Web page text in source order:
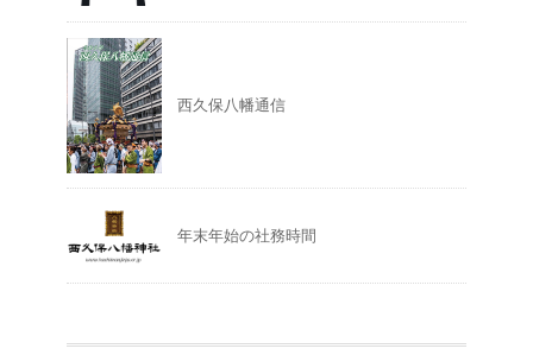
西久保八幡通信
年末年始の社務時間